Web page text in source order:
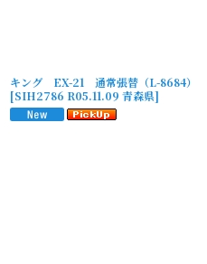
キング EX-21 通常張替（L-8684）
[SIH2786 R05.11.09 青森県]